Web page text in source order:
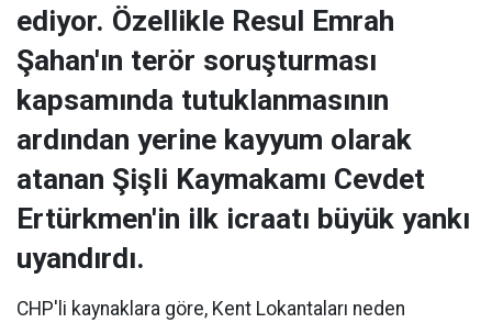
ediyor. Özellikle Resul Emrah
Şahan'ın terör soruşturması
kapsamında tutuklanmasının
ardından yerine kayyum olarak
atanan Şişli Kaymakamı Cevdet
Ertürkmen'in ilk icraatı büyük yankı
uyandırdı.
CHP'li kaynaklara göre, Kent Lokantaları neden